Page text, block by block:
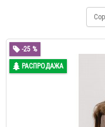
-25 %
РАСПРОДАЖА